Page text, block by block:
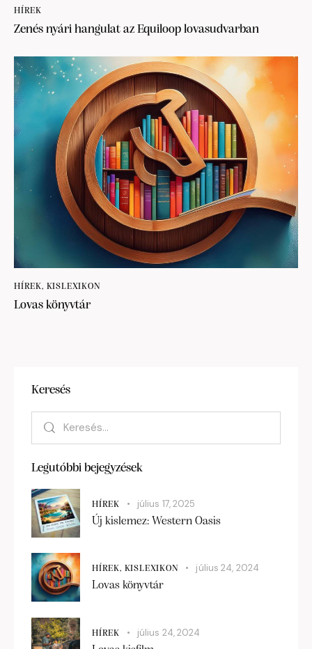
HÍREK
Zenés nyári hangulat az Equiloop lovasudvarban
HÍREK, KISLEXIKON
Lovas könyvtár
Keresés
Legutóbbi bejegyzések
HÍREK
július 17, 2025
Új kislemez: Western Oasis
HÍREK, KISLEXIKON
július 24, 2024
Lovas könyvtár
HÍREK
július 24, 2024